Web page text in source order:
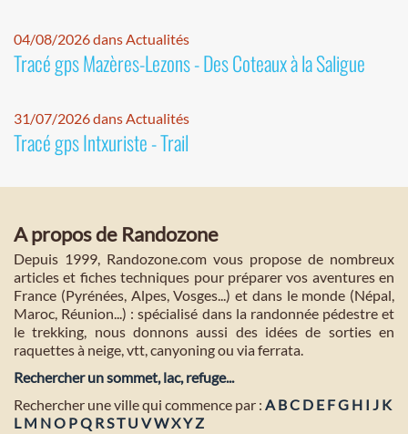
04/08/2026 dans Actualités
Tracé gps Mazères-Lezons - Des Coteaux à la Saligue
31/07/2026 dans Actualités
Tracé gps Intxuriste - Trail
A propos de Randozone
Depuis 1999, Randozone.com vous propose de nombreux
articles et fiches techniques pour préparer vos aventures en
France (Pyrénées, Alpes, Vosges...) et dans le monde (Népal,
Maroc, Réunion...) : spécialisé dans la randonnée pédestre et
le trekking, nous donnons aussi des idées de sorties en
raquettes à neige, vtt, canyoning ou via ferrata.
Rechercher un sommet, lac, refuge...
Rechercher une ville qui commence par : A BC D E FG H I J K
L M NO PQ R ST U VWXY Z